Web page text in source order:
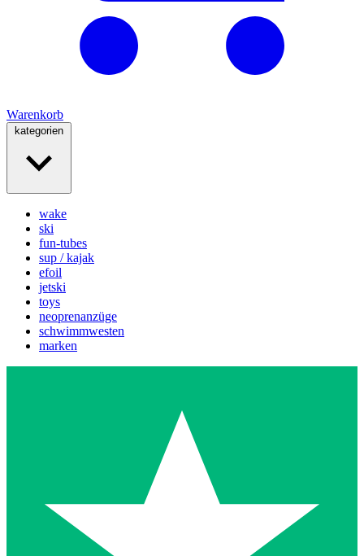
Warenkorb
kategorien
wake
ski
fun-tubes
sup / kajak
efoil
jetski
toys
neoprenanzüge
schwimmwesten
marken